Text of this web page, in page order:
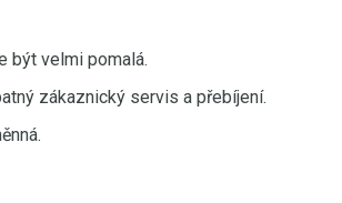
být velmi pomalá.
zákaznický servis a přebíjení.